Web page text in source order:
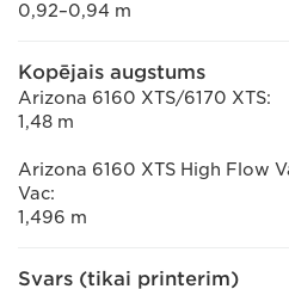
0,92–0,94 m
Kopējais augstums
Arizona 6160 XTS/6170 XTS:
1,48 m
Arizona 6160 XTS High Flow
Vac:
1,496 m
Svars (tikai printerim)